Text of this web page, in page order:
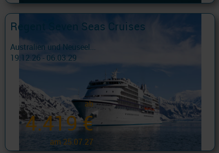
Regent Seven Seas Cruises
Australien und Neuseel...
19.12.26 - 06.03.29
ab
4.419 €
am 25.07.27